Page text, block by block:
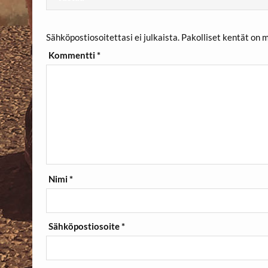
Sähköpostiosoitettasi ei julkaista. Pakolliset kentät on
Kommentti*
Nimi*
Sähköpostiosoite*